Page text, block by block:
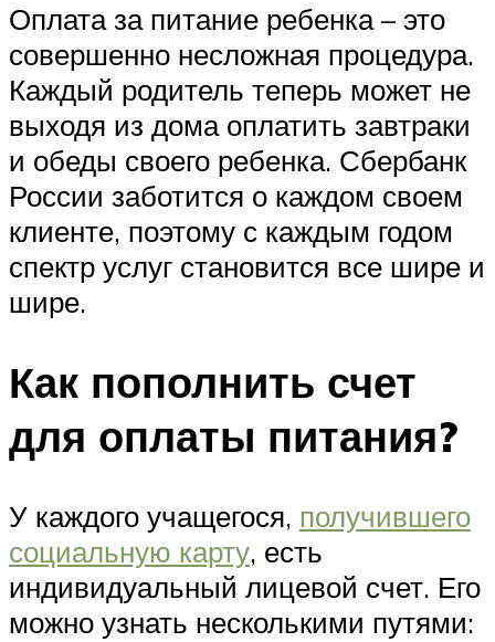
Оплата за питание ребенка – это
совершенно несложная процедура.
Каждый родитель теперь может не
выходя из дома оплатить завтраки
и обеды своего ребенка. Сбербанк
России заботится о каждом своем
клиенте, поэтому с каждым годом
спектр услуг становится все шире и
шире.
Как пополнить счет
для оплаты питания?
У каждого учащегося, получившего
социальную карту, есть
индивидуальный лицевой счет. Его
можно узнать несколькими путями: